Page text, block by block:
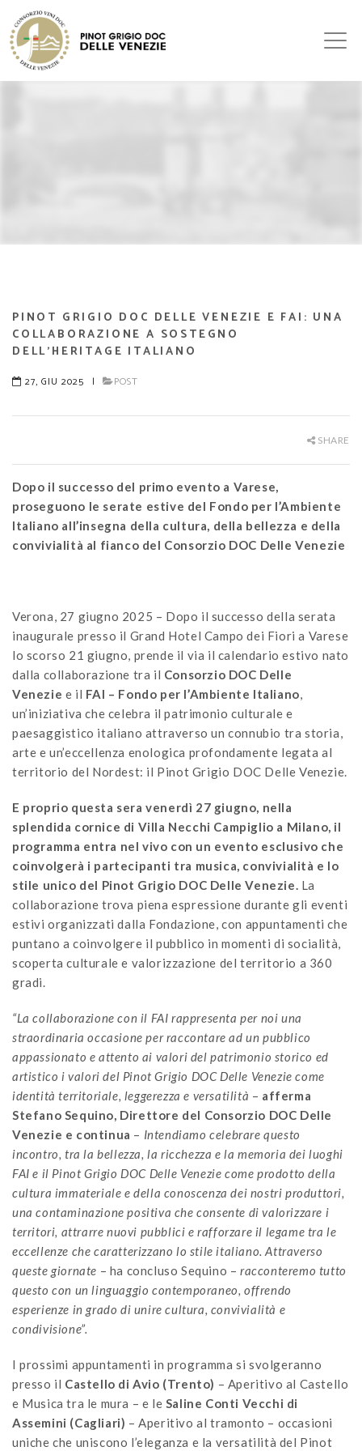
PINOT GRIGIO DOC DELLE VENEZIE E FAI: UNA
COLLABORAZIONE A SOSTEGNO
DELL’HERITAGE ITALIANO
27, GIU 2025 | POST
SHARE
Dopo il successo del primo evento a Varese,
proseguono le serate estive del Fondo per l’Ambiente
Italiano all’insegna della cultura, della bellezza e della
convivialità al fianco del Consorzio DOC Delle Venezie
Verona, 27 giugno 2025 – Dopo il successo della serata
inaugurale presso il Grand Hotel Campo dei Fiori a Varese
lo scorso 21 giugno, prende il via il calendario estivo nato
dalla collaborazione tra il Consorzio DOC Delle
Venezie e il FAI – Fondo per l’Ambiente Italiano,
un’iniziativa che celebra il patrimonio culturale e
paesaggistico italiano attraverso un connubio tra storia,
arte e un’eccellenza enologica profondamente legata al
territorio del Nordest: il Pinot Grigio DOC Delle Venezie.
E proprio questa sera venerdì 27 giugno, nella
splendida cornice di Villa Necchi Campiglio a Milano, il
programma entra nel vivo con un evento esclusivo che
coinvolgerà i partecipanti tra musica, convivialità e lo
stile unico del Pinot Grigio DOC Delle Venezie. La
collaborazione trova piena espressione durante gli eventi
estivi organizzati dalla Fondazione, con appuntamenti che
puntano a coinvolgere il pubblico in momenti di socialità,
scoperta culturale e valorizzazione del territorio a 360
gradi.
“La collaborazione con il FAI rappresenta per noi una
straordinaria occasione per raccontare ad un pubblico
appassionato e attento ai valori del patrimonio storico ed
artistico i valori del Pinot Grigio DOC Delle Venezie come
identità territoriale, leggerezza e versatilità – afferma
Stefano Sequino, Direttore del Consorzio DOC Delle
Venezie e continua – Intendiamo celebrare questo
incontro, tra la bellezza, la ricchezza e la memoria dei luoghi
FAI e il Pinot Grigio DOC Delle Venezie come prodotto della
cultura immateriale e della conoscenza dei nostri produttori,
una contaminazione positiva che consente di valorizzare i
territori, attrarre nuovi pubblici e rafforzare il legame tra le
eccellenze che caratterizzano lo stile italiano. Attraverso
queste giornate – ha concluso Sequino – racconteremo tutto
questo con un linguaggio contemporaneo, offrendo
esperienze in grado di unire cultura, convivialità e
condivisione”.
I prossimi appuntamenti in programma si svolgeranno
presso il Castello di Avio (Trento) – Aperitivo al Castello
e Musica tra le mura – e le Saline Conti Vecchi di
Assemini (Cagliari) – Aperitivo al tramonto – occasioni
uniche che uniscono l’eleganza e la versatilità del Pinot